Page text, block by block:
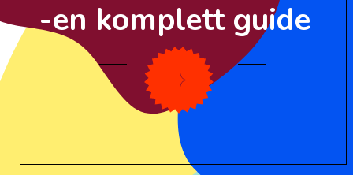
-en komplett guide